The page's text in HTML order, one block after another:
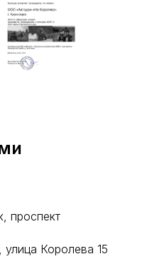
проспект
Королева 15